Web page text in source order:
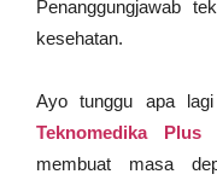
Penanggungjawab
kesehatan.
Ayo tunggu apa
Teknomedika Plus
membuat masa